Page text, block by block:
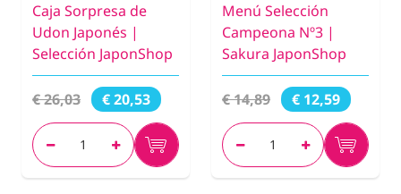
Caja Sorpresa de
Udon Japonés |
Selección JaponShop
€ 26,03 € 20,53
Menú Selección
Campeona Nº3 |
Sakura JaponShop
€ 14,89 € 12,59